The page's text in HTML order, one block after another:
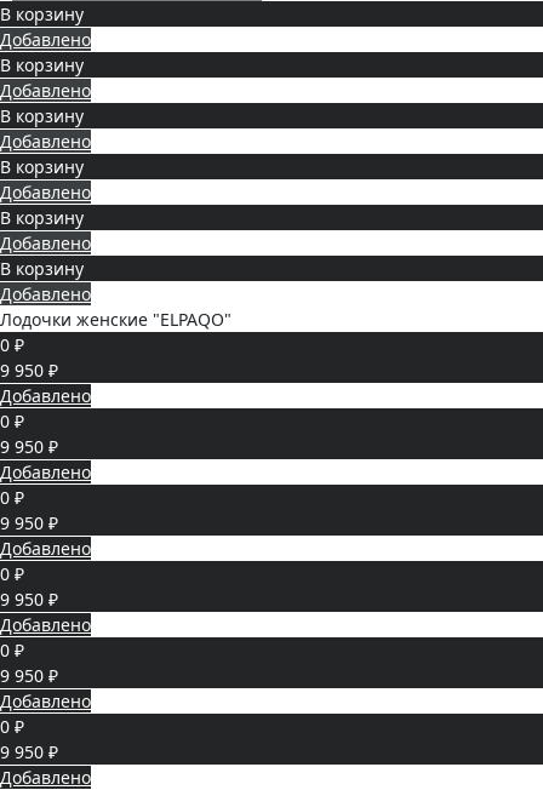
В корзину
Добавлено
В корзину
Добавлено
В корзину
Добавлено
В корзину
Добавлено
В корзину
Добавлено
В корзину
Добавлено
Лодочки женские "ELPAQO"
0 ₽
9 950 ₽
Добавлено
0 ₽
9 950 ₽
Добавлено
0 ₽
9 950 ₽
Добавлено
0 ₽
9 950 ₽
Добавлено
0 ₽
9 950 ₽
Добавлено
0 ₽
9 950 ₽
Добавлено